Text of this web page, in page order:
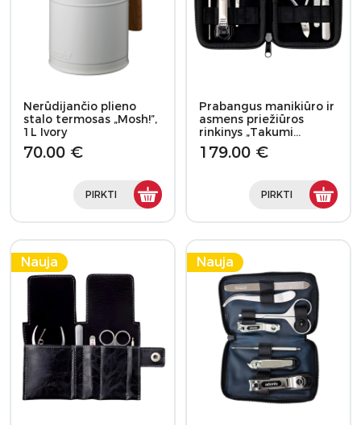
Nerūdijančio plieno
stalo termosas „Mosh!”,
1L Ivory
70.00 €
PIRKTI
Prabangus manikiūro ir
asmens priežiūros
rinkinys „Takumi…
179.00 €
PIRKTI
Nauja Nauja